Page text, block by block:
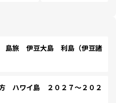
島旅 伊豆大島 利島（伊豆諸
ハワイ島 ２０２７～２０２